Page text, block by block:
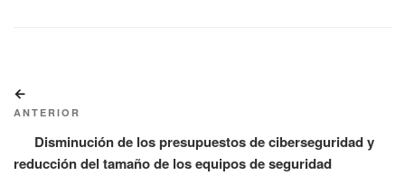
de
entradas
anterior:
ANTERIOR
Disminución de los presupuestos de ciberseguridad y
reducción del tamaño de los equipos de seguridad